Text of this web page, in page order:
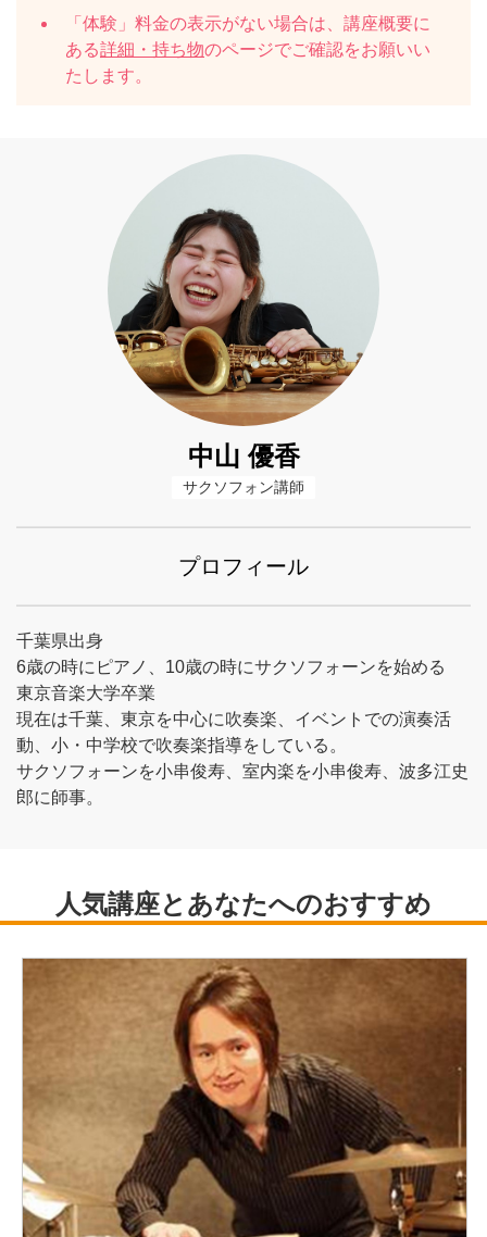
「体験」料金の表示がない場合は、講座概要に
ある詳細・持ち物のページでご確認をお願いい
たします。
中山 優香
サクソフォン講師
プロフィール
千葉県出身
6歳の時にピアノ、10歳の時にサクソフォーンを始める
東京音楽大学卒業
現在は千葉、東京を中心に吹奏楽、イベントでの演奏活
動、小・中学校で吹奏楽指導をしている。
サクソフォーンを小串俊寿、室内楽を小串俊寿、波多江史
郎に師事。